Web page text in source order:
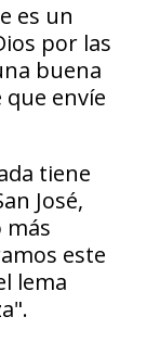
es un
por las
buena
envíe
tiene
José,
más
este
lema